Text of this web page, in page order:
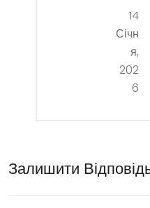
рат
ь
над
ежн
ый
ази
н
14
Січн
я,
202
6
Залишити